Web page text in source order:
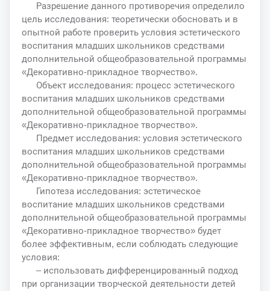
Разрешение данного противоречия определило
цель исследования: теоретически обосновать и в
опытной работе проверить условия эстетического
воспитания младших школьников средствами
дополнительной общеобразовательной программы
«Декоративно-прикладное творчество».
Объект исследования: процесс эстетического
воспитания младших школьников средствами
дополнительной общеобразовательной программы
«Декоративно-прикладное творчество».
Предмет исследования: условия эстетического
воспитания младших школьников средствами
дополнительной общеобразовательной программы
«Декоративно-прикладное творчество».
Гипотеза исследования: эстетическое
воспитание младших школьников средствами
дополнительной общеобразовательной программы
«Декоративно-прикладное творчество» будет
более эффективным, если соблюдать следующие
условия:
– использовать дифференцированный подход
при организации творческой деятельности детей